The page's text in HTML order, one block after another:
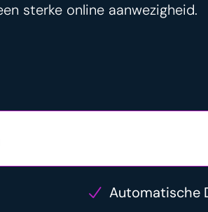
sterke online aanwezigheid.
Automatische